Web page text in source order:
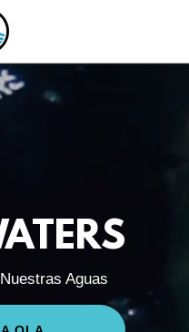
Aguas